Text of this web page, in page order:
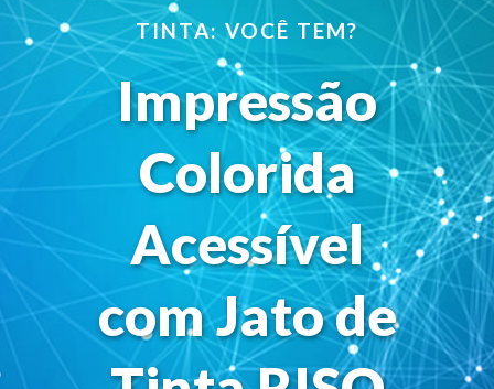
TINTA: VOCÊ TEM?
Impressão
Colorida
Acessível
com Jato de